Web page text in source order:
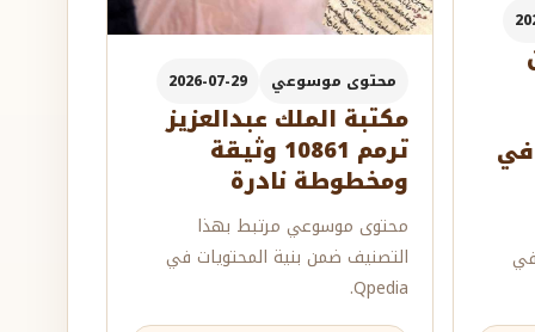
محتوى موسوعي 2026-07-29
مكتبة الملك عبدالعزيز
ترمم 10861 وثيقة
ومخطوطة نادرة
محتوى موسوعي مرتبط بهذا
التصنيف ضمن بنية المحتويات في
Qpedia.